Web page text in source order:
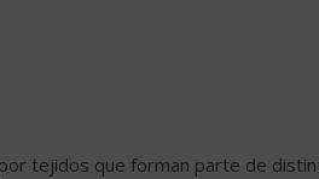
tejidos que forman parte de